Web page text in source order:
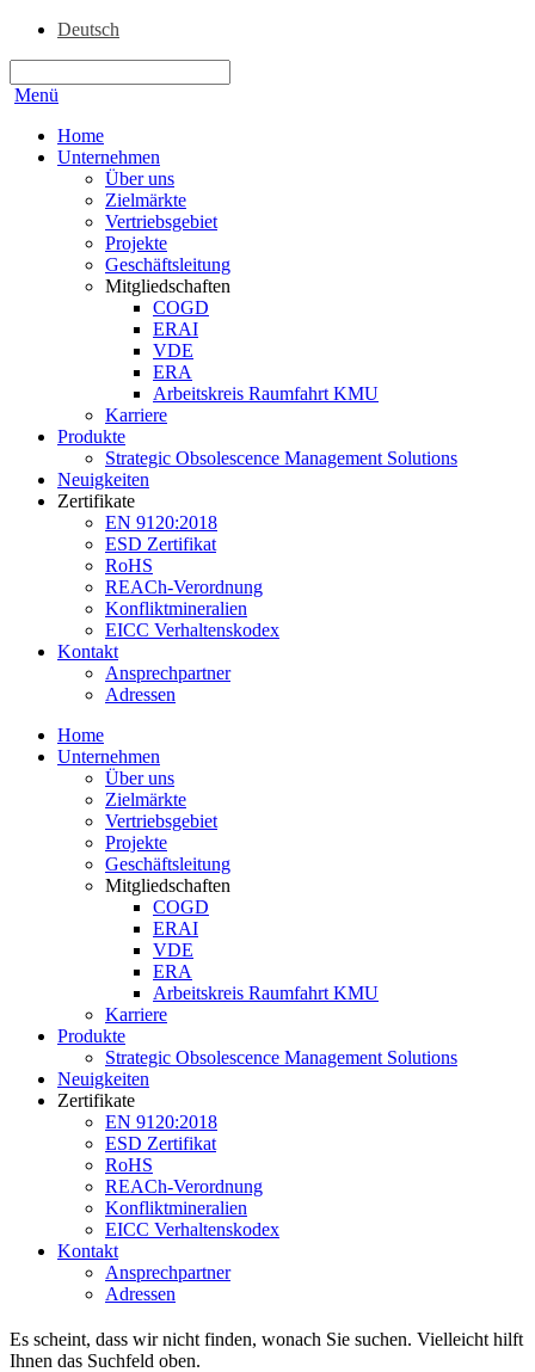
Deutsch
Menü
Home
Unternehmen
Über uns
Zielmärkte
Vertriebsgebiet
Projekte
Geschäftsleitung
Mitgliedschaften
COGD
ERAI
VDE
ERA
Arbeitskreis Raumfahrt KMU
Karriere
Produkte
Strategic Obsolescence Management Solutions
Neuigkeiten
Zertifikate
EN 9120:2018
ESD Zertifikat
RoHS
REACh-Verordnung
Konfliktmineralien
EICC Verhaltenskodex
Kontakt
Ansprechpartner
Adressen
Home
Unternehmen
Über uns
Zielmärkte
Vertriebsgebiet
Projekte
Geschäftsleitung
Mitgliedschaften
COGD
ERAI
VDE
ERA
Arbeitskreis Raumfahrt KMU
Karriere
Produkte
Strategic Obsolescence Management Solutions
Neuigkeiten
Zertifikate
EN 9120:2018
ESD Zertifikat
RoHS
REACh-Verordnung
Konfliktmineralien
EICC Verhaltenskodex
Kontakt
Ansprechpartner
Adressen
Es scheint, dass wir nicht finden, wonach Sie suchen. Vielleicht hilft
Ihnen das Suchfeld oben.